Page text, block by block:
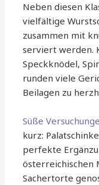
Neben diesen
vielfältige
zusammen mit
serviert werden.
Speckknödel,
runden viele
Beilagen zu
Süße
kurz:
perfekte
österreichischen
Sachertorte